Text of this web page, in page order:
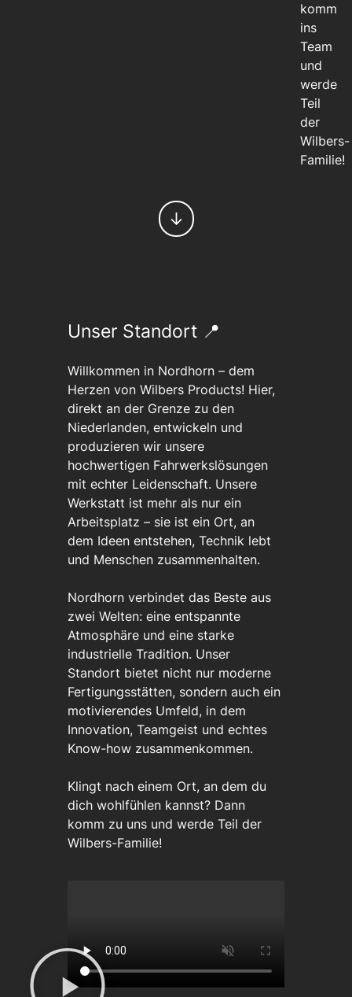
komm
ins
Team
und
werde
Teil
der
Wilbers-
Familie!
↓
Unser Standort 📍
Willkommen in Nordhorn – dem
Herzen von Wilbers Products! Hier,
direkt an der Grenze zu den
Niederlanden, entwickeln und
produzieren wir unsere
hochwertigen Fahrwerkslösungen
mit echter Leidenschaft. Unsere
Werkstatt ist mehr als nur ein
Arbeitsplatz – sie ist ein Ort, an
dem Ideen entstehen, Technik lebt
und Menschen zusammenhalten.
Nordhorn verbindet das Beste aus
zwei Welten: eine entspannte
Atmosphäre und eine starke
industrielle Tradition. Unser
Standort bietet nicht nur moderne
Fertigungsstätten, sondern auch ein
motivierendes Umfeld, in dem
Innovation, Teamgeist und echtes
Know-how zusammenkommen.
Klingt nach einem Ort, an dem du
dich wohlfühlen kannst? Dann
komm zu uns und werde Teil der
Wilbers-Familie!